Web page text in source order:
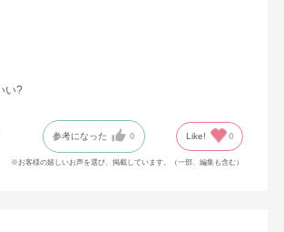
い?
参考になった 0 Like! 0
※お客様の嬉しいお声を選び、掲載しています。（一部、編集も含む）